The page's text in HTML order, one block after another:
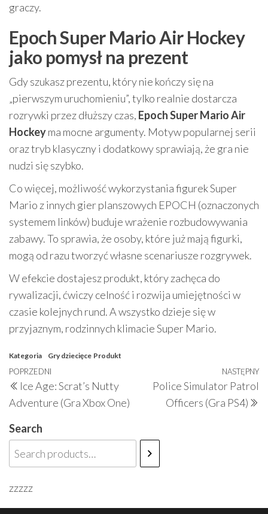
graczy.
Epoch Super Mario Air Hockey
jako pomysł na prezent
Gdy szukasz prezentu, który nie kończy się na
„pierwszym uruchomieniu”, tylko realnie dostarcza
rozrywki przez dłuższy czas, Epoch Super Mario Air
Hockeyma mocne argumenty. Motyw popularnej serii
oraz tryb klasyczny i dodatkowy sprawiają, że gra nie
nudzi się szybko.
Co więcej, możliwość wykorzystania figurek Super
Mario z innych gier planszowych EPOCH (oznaczonych
systemem linków) buduje wrażenie rozbudowywania
zabawy. To sprawia, że osoby, które już mają figurki,
mogą od razu tworzyć własne scenariusze rozgrywek.
W efekcie dostajesz produkt, który zachęca do
rywalizacji, ćwiczy celność i rozwija umiejętności w
czasie kolejnych rund. A wszystko dzieje się w
przyjaznym, rodzinnych klimacie Super Mario.
Kategoria Gry dziecięce Produkt
Nawigacja
wpisu
Poprzedni
wpis
POPRZEDNI
Ice Age: Scrat’s Nutty
Adventure (Gra Xbox One)
NASTĘPNY
Police Simulator Patrol
Officers (Gra PS4)
Search
zzzzz